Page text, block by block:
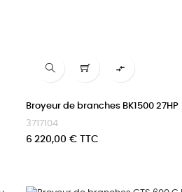

Broyeur de branches BK1500 27HP
3717104
Prix
6 220,00 € TTC